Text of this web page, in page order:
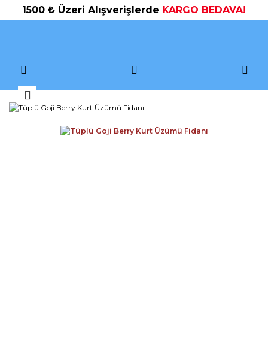
1500 ₺ Üzeri Alışverişlerde KARGO BEDAVA!